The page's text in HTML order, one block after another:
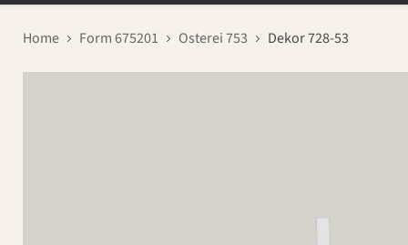
Home Form 675201 Osterei 753 Dekor 728-53